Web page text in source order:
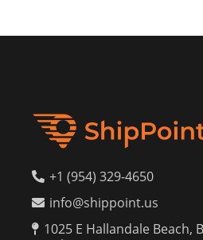
+1 (954) 329-4650
info@shippoint.us
1025 E Hallandale Beach,